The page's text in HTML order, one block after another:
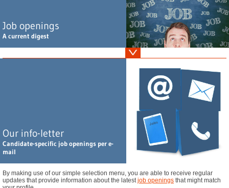
Job openings
A current digest
Leiter F&E / Regulatory Affairs Kosmetik (m/w/d), Südliches Bayern
Leitung F&E Wirkstoffkosmetik (m/w/d), Nördliches NRW
Leitung Qualitätsmanagement Kosmetikindustrie (m/w/d), Bremen
GC / MS Spezialist Naturstoffe (m/w/d), Großraum Hamburg
Leiter Regulatory Affairs / Arzneimittelzulassung (m/w/d), Nördliches NRW
Sales Coatings & Adhesives Additive - Schweiz (m/w/d), Schweiz - Home Office
Our info-letter
Candidate-specific job openings per e-
mail
By making use of our simple selection menu, you are able to receive regular
updates that provide information about the latestjob openings that might match